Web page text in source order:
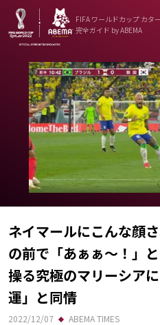
FIFA ワールドカップ カタ
完全ガイド by ABEMA
ニュース
News
出場国
Teams
日本代表
Team Japan
日程・結果
Schedule
ランキング
Ranking
ネイマールにこんな顔
の前で「あぁぁ〜！」
操る究極のマリーシア
運」と同情
2022/12/07 ABEMA TIMES